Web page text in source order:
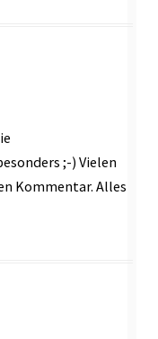
;-) Vielen
Kommentar. Alles